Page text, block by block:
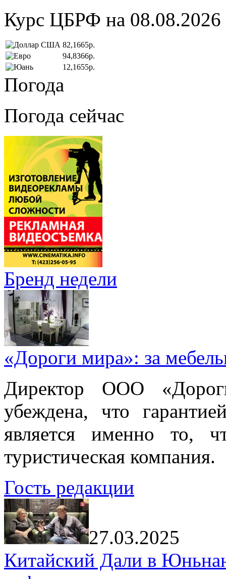
Курс ЦБРФ на 08.08.2026
82,1665р.
94,8366р.
12,1655р.
Погода
Погода сейчас
Бренд недели
«Дороги мира»: за
Директор ООО
убеждена, что
является именно то,
туристическая компания.
Гость редакции
27.03.2025
Китайский Дали в